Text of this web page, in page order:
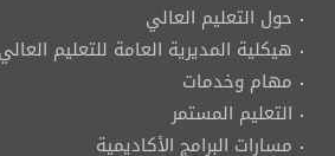
حول التعليم العالي
هيكلية المديرية العامة للتعليم العالي
مهام وخدمات
التعليم المستمر
مسارات البرامج الأكاديمية